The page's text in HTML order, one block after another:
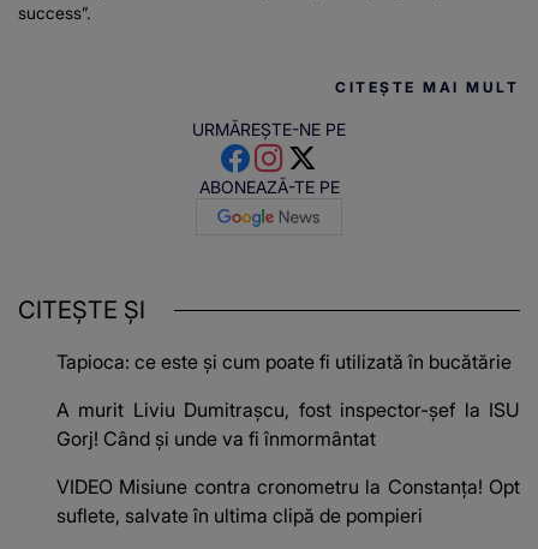
success”.
CITEȘTE MAI MULT
URMĂREȘTE-NE PE
ABONEAZĂ-TE PE
CITEȘTE ȘI
Tapioca: ce este și cum poate fi utilizată în bucătărie
A murit Liviu Dumitrașcu, fost inspector-șef la ISU
Gorj! Când și unde va fi înmormântat
VIDEO Misiune contra cronometru la Constanța! Opt
suflete, salvate în ultima clipă de pompieri